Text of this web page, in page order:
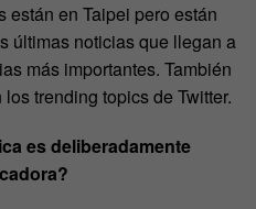
están en Taipei pero están
últimas noticias que llegan a
más importantes. También
trending topics de Twitter.
es deliberadamente